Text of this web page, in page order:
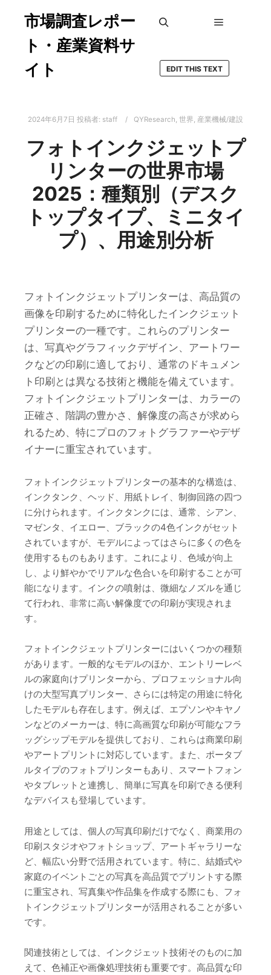
市場調査レポー
ト・産業資料サ
イト
EDIT THIS TEXT
2024年6月7日 投稿者: staff QYResearch, 世界, 産業機械/建設
フォトインクジェットプ
リンターの世界市場
2025：種類別（デスク
トップタイプ、ミニタイ
プ）、用途別分析
フォトインクジェットプリンターは、高品質の
画像を印刷するために特化したインクジェット
プリンターの一種です。これらのプリンター
は、写真やグラフィックデザイン、アートワー
クなどの印刷に適しており、通常のドキュメン
ト印刷とは異なる技術と機能を備えています。
フォトインクジェットプリンターは、カラーの
正確さ、階調の豊かさ、解像度の高さが求めら
れるため、特にプロのフォトグラファーやデザ
イナーに重宝されています。
フォトインクジェットプリンターの基本的な構造は、
インクタンク、ヘッド、用紙トレイ、制御回路の四つ
に分けられます。インクタンクには、通常、シアン、
マゼンタ、イエロー、ブラックの4色インクがセット
されていますが、モデルによってはさらに多くの色を
使用するものもあります。これにより、色域が向上
し、より鮮やかでリアルな色合いを印刷することが可
能になります。インクの噴射は、微細なノズルを通じ
て行われ、非常に高い解像度での印刷が実現されま
す。
フォトインクジェットプリンターにはいくつかの種類
があります。一般的なモデルのほか、エントリーレベ
ルの家庭向けプリンターから、プロフェッショナル向
けの大型写真プリンター、さらには特定の用途に特化
したモデルも存在します。例えば、エプソンやキヤノ
ンなどのメーカーは、特に高画質な印刷が可能なフラ
ッグシップモデルを提供しており、これらは商業印刷
やアートプリントに対応しています。また、ポータブ
ルタイプのフォトプリンターもあり、スマートフォン
やタブレットと連携し、簡単に写真を印刷できる便利
なデバイスも登場しています。
用途としては、個人の写真印刷だけでなく、商業用の
印刷スタジオやフォトショップ、アートギャラリーな
ど、幅広い分野で活用されています。特に、結婚式や
家庭のイベントごとの写真を高品質でプリントする際
に重宝され、写真集や作品集を作成する際にも、フォ
トインクジェットプリンターが活用されることが多い
です。
関連技術としては、インクジェット技術そのものに加
えて、色補正や画像処理技術も重要です。高品質な印